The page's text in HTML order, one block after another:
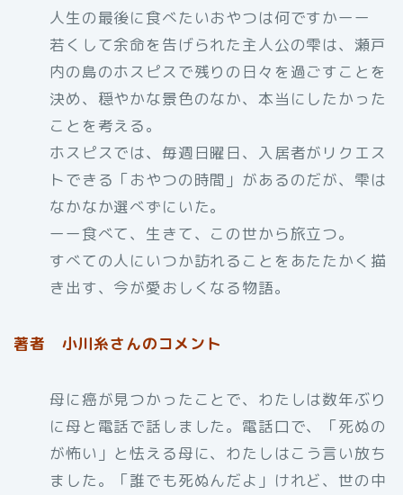
人生の最後に食べたいおやつは何ですかーー
若くして余命を告げられた主人公の雫は、瀬戸
内の島のホスピスで残りの日々を過ごすことを
決め、穏やかな景色のなか、本当にしたかった
ことを考える。
ホスピスでは、毎週日曜日、入居者がリクエス
トできる「おやつの時間」があるのだが、雫は
なかなか選べずにいた。
ーー食べて、生きて、この世から旅立つ。
すべての人にいつか訪れることをあたたかく描
き出す、今が愛おしくなる物語。
著者 小川糸さんのコメント
母に癌が見つかったことで、わたしは数年ぶり
に母と電話で話しました。電話口で、「死ぬの
が怖い」と怯える母に、わたしはこう言い放ち
ました。「誰でも死ぬんだよ」けれど、世の中